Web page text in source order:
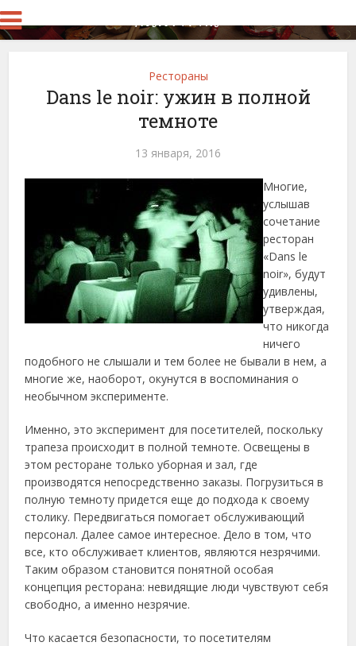
Рестораны
Dans le noir: ужин в полной
темноте
13 января, 2016
Многие,
услышав
сочетание
ресторан
«Dans le
noir», будут
удивлены,
утверждая,
что никогда
ничего
подобного не слышали и тем более не бывали в нем, а
многие же, наоборот, окунутся в воспоминания о
необычном эксперименте.
Именно, это эксперимент для посетителей, поскольку
трапеза происходит в полной темноте. Освещены в
этом ресторане только уборная и зал, где
производятся непосредственно заказы. Погрузиться в
полную темноту придется еще до подхода к своему
столику. Передвигаться помогает обслуживающий
персонал. Далее самое интересное. Дело в том, что
все, кто обслуживает клиентов, являются незрячими.
Таким образом становится понятной особая
концепция ресторана: невидящие люди чувствуют себя
свободно, а именно незрячие.
Что касается безопасности, то посетителям